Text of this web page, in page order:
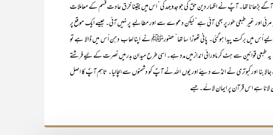
آگے بڑھانا تھا۔ آپؐ نے اظہار دین حق کی جو جدوجہد کی‘ اس میں یقینا خرق عادت قسم کے معاملات
اور غیر طبعی طور پر بھی آئی ہے‘ لیکن دعوے سے اور مطالبے پر نہیں آئی۔ جیسے ایک موقع پر
میں برکت پیدا ہوگئی۔ پانی تھوڑا سا تھا‘ حضورﷺ نے اپنا لعاب دہن اُس میں ڈالا ہے تو
طبعی قوانین سے ہٹ کر ماورائی انداز میں مدد ہے۔ اسی طرح میدان بدر میں نصرت کے لیے فرشتے
اور کبوتری نے انڈے دیئے اور یوں اللہ نے آپؐ کو دشمنوں سے بچالیا۔ تاہم آپؐ کا اصل
ہے اس قرآن پر ایمان لائے۔ جسے